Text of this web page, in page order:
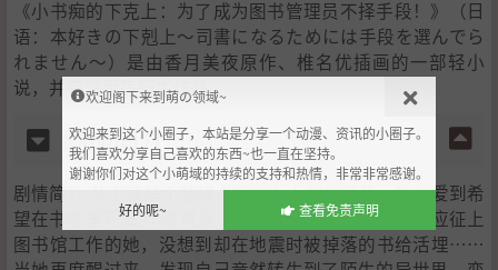
《小书痴的下克上：为了成为图书管理员不择手段！》（日
语：本好きの下剋上～司書になるためには手段を選んでら
れません～）是由香月美夜原作、椎名优插画的一部轻小
说，并有漫画等衍生作品。
剧情简介
剧情简介 从小就是个超级书痴的女大学生丽乃，爱书爱到希
望在书堆里死去。 该说是「梦想成真」吗？好不容易应征上
图书馆工作的她，没想到却在地震时被掉落的书给活埋……
欢迎阁下来到萌の领域~
欢迎来到这个小圈子，本站是分享一个动漫、资讯的小圈子。
我们喜欢分享自己喜欢的东西~也一直在坚持。
谢谢你们对这个小萌域的持续的支持和热情，非常非常感谢。
好的呢~
查看免责声明